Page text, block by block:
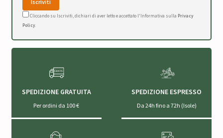
Cliccando su Iscriviti, dichiari di aver letto e accettato l'Informativa sulla Privacy
Policy.
SPEDIZIONE GRATUITA
Per ordini da 100 €
SPEDIZIONE ESPRESSO
Da 24h fino a 72h (Isole)